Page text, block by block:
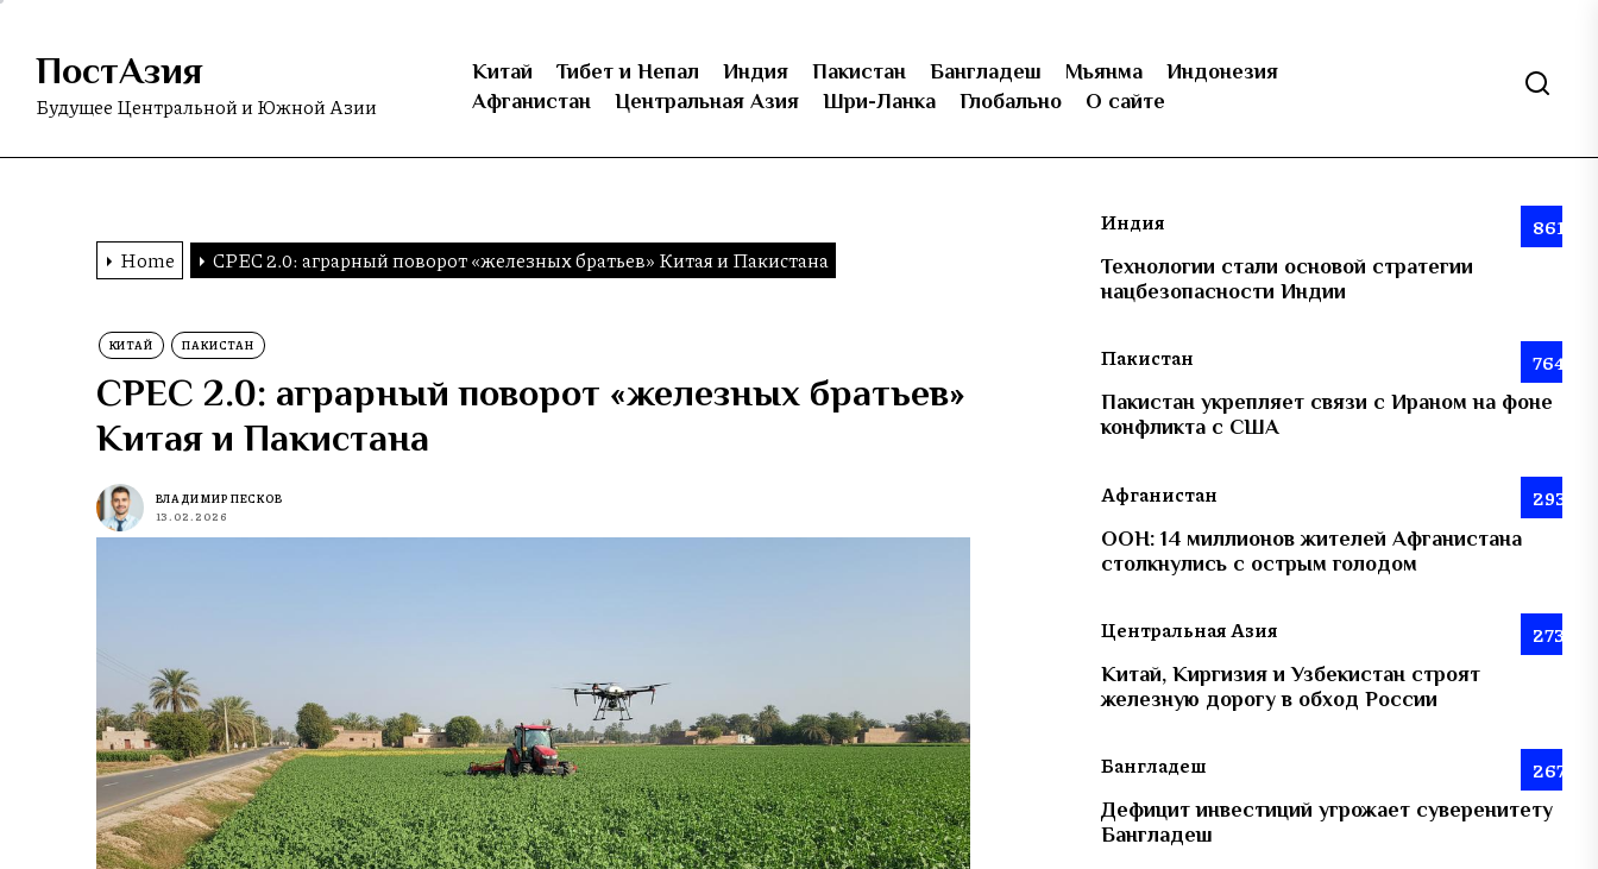
Skip
content
ПостАзия
Будущее Центральной и Южной Азии
Китай Тибет и Непал Индия Пакистан Бангладеш Мьянма
Индонезия
Афганистан
Центральная Азия Шри-Ланка Глобально О сайте
Home CPEC 2.0: аграрный поворот «железных братьев» Китая и Пакистана
КИТАЙ ПАКИСТАН
CPEC 2.0: аграрный поворот «железных братьев»
Китая и Пакистана
ВЛАДИМИР ПЕСКОВ
13.02.2026
Индия 861
Технологии стали основой стратегии
нацбезопасности Индии
Пакистан 764
Пакистан укрепляет связи с Ираном на фоне
конфликта с США
Афганистан 293
ООН: 14 миллионов жителей Афганистана
столкнулись с острым голодом
Центральная Азия 273
Китай, Киргизия и Узбекистан строят
железную дорогу в обход России
Бангладеш 267
Дефицит инвестиций угрожает суверенитету
Бангладеш